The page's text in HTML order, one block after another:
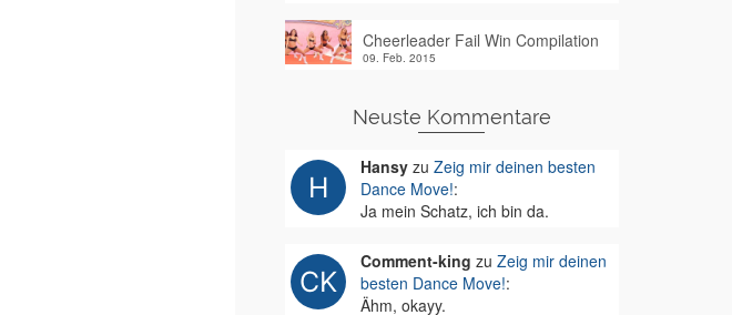
Cheerleader Fail Win Compilation
09. Feb. 2015
Neuste Kommentare
Hansyzu Zeig mir deinen besten
Dance Move!:
Ja mein Schatz, ich bin da.
Comment-king zu Zeig mir deinen
besten Dance Move!:
Ähm, okayy.